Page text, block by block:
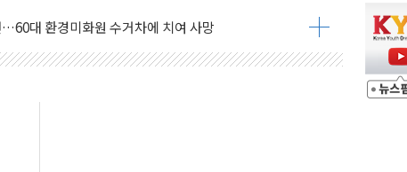
흉기 난동…60대 남성 2명 숨져
손해 보는 일 없게"…'결혼 페널티' 22개 과제 손본다
기림의 날 참석..."국제적 시민 연대로 목소리 내야"
질 중 실종 60대 나흘만에 숨진 채 발견